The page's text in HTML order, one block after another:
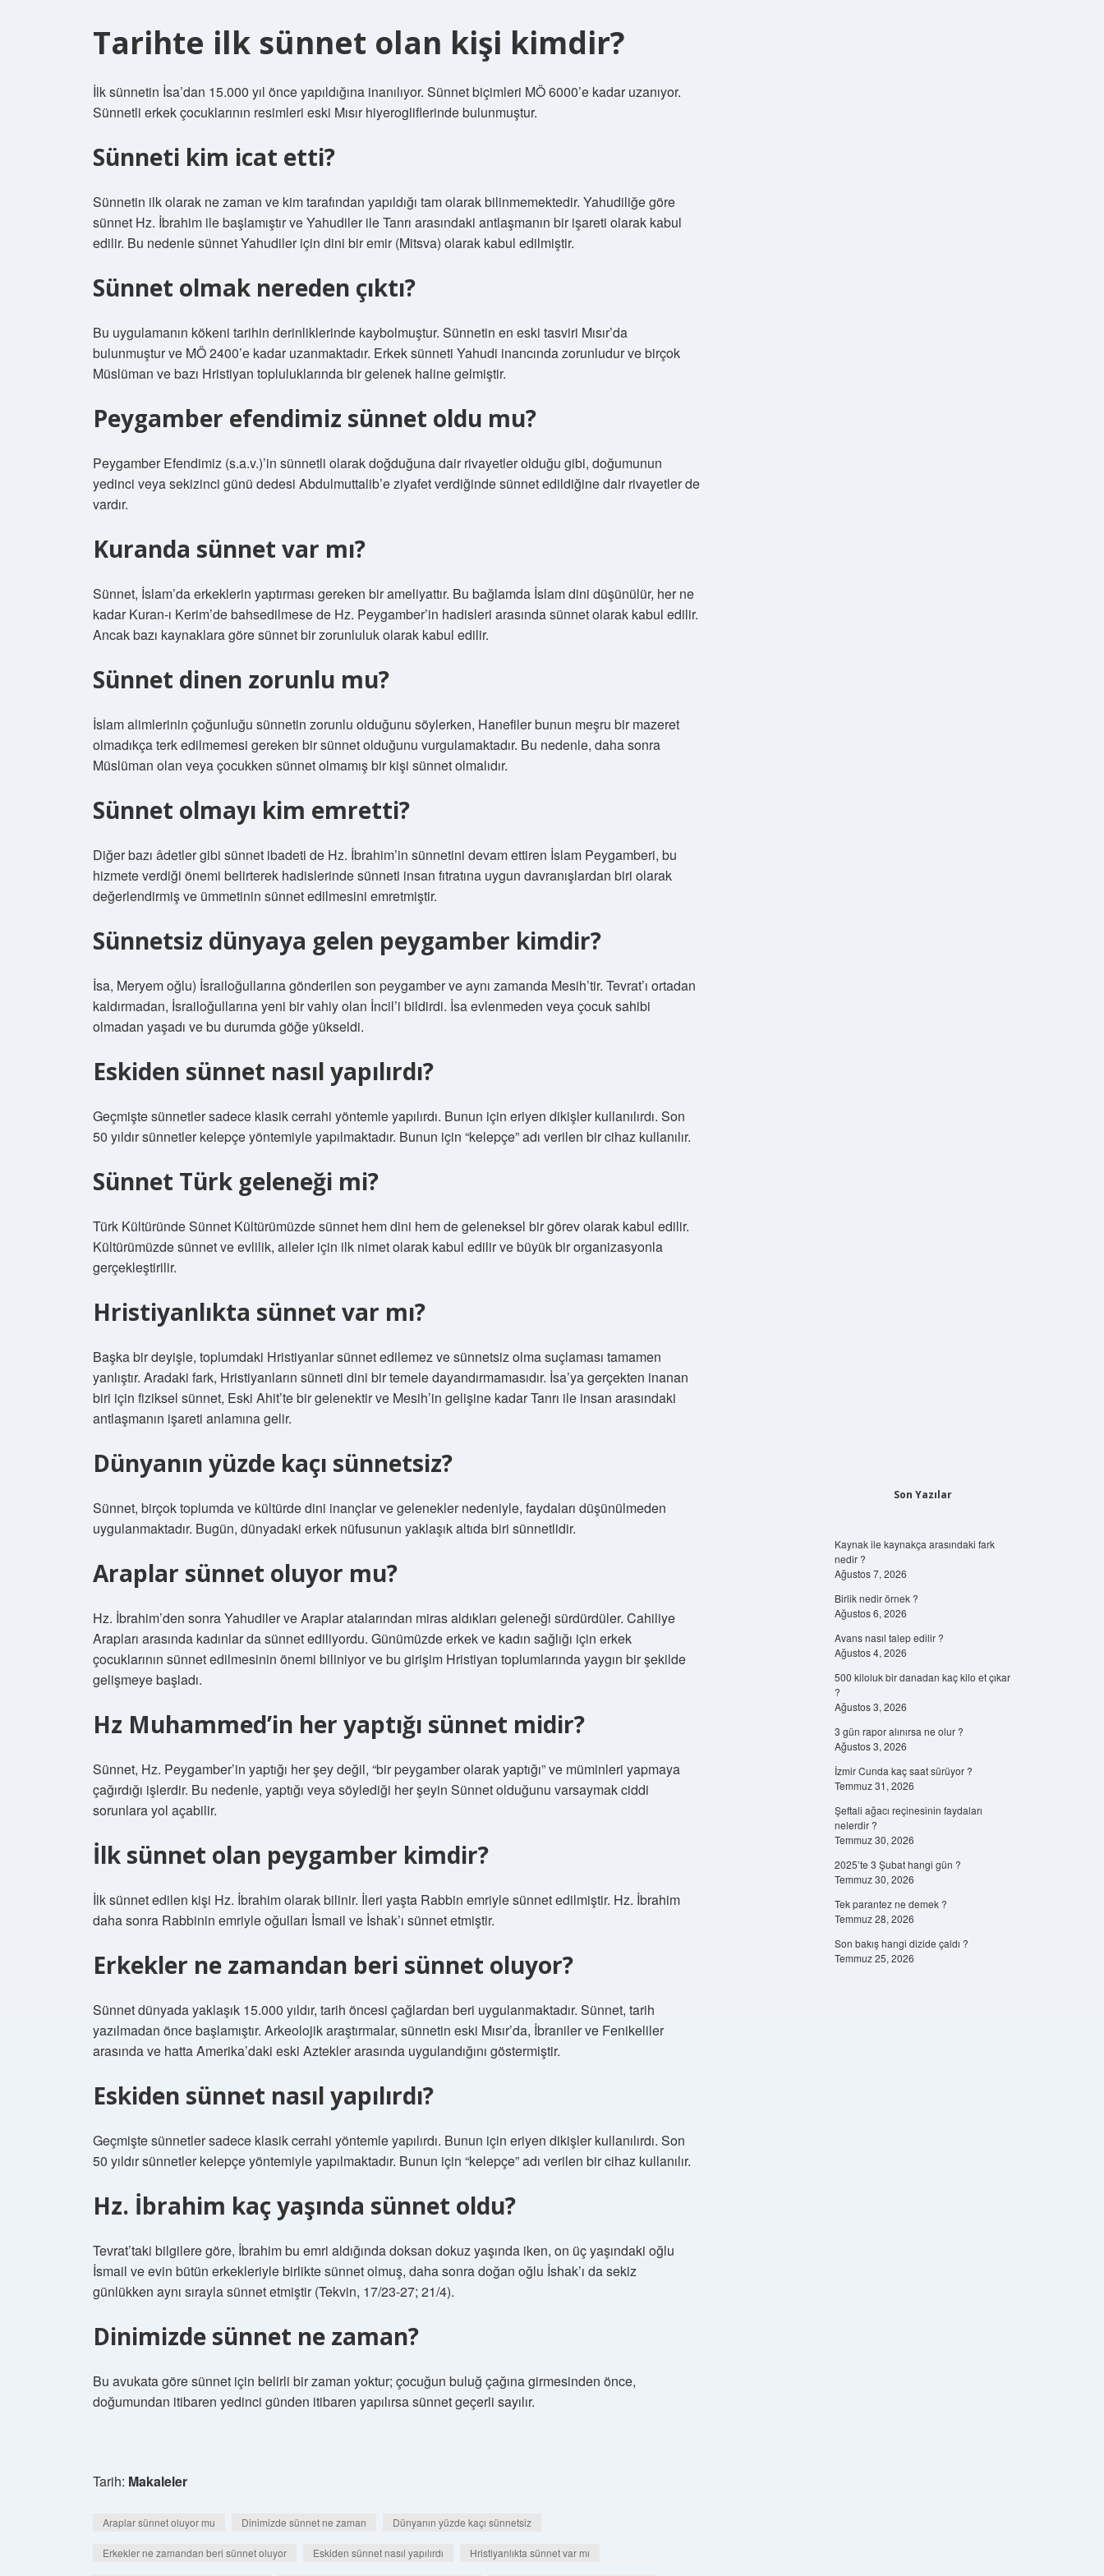
Tarihte ilk sünnet olan kişi kimdir?
İlk sünnetin İsa’dan 15.000 yıl önce yapıldığına inanılıyor. Sünnet biçimleri MÖ 6000’e kadar uzanıyor.
Sünnetli erkek çocuklarının resimleri eski Mısır hiyerogliflerinde bulunmuştur.
Sünneti kim icat etti?
Sünnetin ilk olarak ne zaman ve kim tarafından yapıldığı tam olarak bilinmemektedir. Yahudiliğe göre
sünnet Hz. İbrahim ile başlamıştır ve Yahudiler ile Tanrı arasındaki antlaşmanın bir işareti olarak kabul
edilir. Bu nedenle sünnet Yahudiler için dini bir emir (Mitsva) olarak kabul edilmiştir.
Sünnet olmak nereden çıktı?
Bu uygulamanın kökeni tarihin derinliklerinde kaybolmuştur. Sünnetin en eski tasviri Mısır’da
bulunmuştur ve MÖ 2400’e kadar uzanmaktadır. Erkek sünneti Yahudi inancında zorunludur ve birçok
Müslüman ve bazı Hristiyan topluluklarında bir gelenek haline gelmiştir.
Peygamber efendimiz sünnet oldu mu?
Peygamber Efendimiz (s.a.v.)’in sünnetli olarak doğduğuna dair rivayetler olduğu gibi, doğumunun
yedinci veya sekizinci günü dedesi Abdulmuttalib’e ziyafet verdiğinde sünnet edildiğine dair rivayetler de
vardır.
Kuranda sünnet var mı?
Sünnet, İslam’da erkeklerin yaptırması gereken bir ameliyattır. Bu bağlamda İslam dini düşünülür, her ne
kadar Kuran-ı Kerim’de bahsedilmese de Hz. Peygamber’in hadisleri arasında sünnet olarak kabul edilir.
Ancak bazı kaynaklara göre sünnet bir zorunluluk olarak kabul edilir.
Sünnet dinen zorunlu mu?
İslam alimlerinin çoğunluğu sünnetin zorunlu olduğunu söylerken, Hanefiler bunun meşru bir mazeret
olmadıkça terk edilmemesi gereken bir sünnet olduğunu vurgulamaktadır. Bu nedenle, daha sonra
Müslüman olan veya çocukken sünnet olmamış bir kişi sünnet olmalıdır.
Sünnet olmayı kim emretti?
Diğer bazı âdetler gibi sünnet ibadeti de Hz. İbrahim’in sünnetini devam ettiren İslam Peygamberi, bu
hizmete verdiği önemi belirterek hadislerinde sünneti insan fıtratına uygun davranışlardan biri olarak
değerlendirmiş ve ümmetinin sünnet edilmesini emretmiştir.
Sünnetsiz dünyaya gelen peygamber kimdir?
İsa, Meryem oğlu) İsrailoğullarına gönderilen son peygamber ve aynı zamanda Mesih’tir. Tevrat’ı ortadan
kaldırmadan, İsrailoğullarına yeni bir vahiy olan İncil’i bildirdi. İsa evlenmeden veya çocuk sahibi
olmadan yaşadı ve bu durumda göğe yükseldi.
Eskiden sünnet nasıl yapılırdı?
Geçmişte sünnetler sadece klasik cerrahi yöntemle yapılırdı. Bunun için eriyen dikişler kullanılırdı. Son
50 yıldır sünnetler kelepçe yöntemiyle yapılmaktadır. Bunun için “kelepçe” adı verilen bir cihaz kullanılır.
Sünnet Türk geleneği mi?
Türk Kültüründe Sünnet Kültürümüzde sünnet hem dini hem de geleneksel bir görev olarak kabul edilir.
Kültürümüzde sünnet ve evlilik, aileler için ilk nimet olarak kabul edilir ve büyük bir organizasyonla
gerçekleştirilir.
Hristiyanlıkta sünnet var mı?
Başka bir deyişle, toplumdaki Hristiyanlar sünnet edilemez ve sünnetsiz olma suçlaması tamamen
yanlıştır. Aradaki fark, Hristiyanların sünneti dini bir temele dayandırmamasıdır. İsa’ya gerçekten inanan
biri için fiziksel sünnet, Eski Ahit’te bir gelenektir ve Mesih’in gelişine kadar Tanrı ile insan arasındaki
antlaşmanın işareti anlamına gelir.
Dünyanın yüzde kaçı sünnetsiz?
Sünnet, birçok toplumda ve kültürde dini inançlar ve gelenekler nedeniyle, faydaları düşünülmeden
uygulanmaktadır. Bugün, dünyadaki erkek nüfusunun yaklaşık altıda biri sünnetlidir.
Araplar sünnet oluyor mu?
Hz. İbrahim’den sonra Yahudiler ve Araplar atalarından miras aldıkları geleneği sürdürdüler. Cahiliye
Arapları arasında kadınlar da sünnet ediliyordu. Günümüzde erkek ve kadın sağlığı için erkek
çocuklarının sünnet edilmesinin önemi biliniyor ve bu girişim Hristiyan toplumlarında yaygın bir şekilde
gelişmeye başladı.
Hz Muhammed’in her yaptığı sünnet midir?
Sünnet, Hz. Peygamber’in yaptığı her şey değil, “bir peygamber olarak yaptığı” ve müminleri yapmaya
çağırdığı işlerdir. Bu nedenle, yaptığı veya söylediği her şeyin Sünnet olduğunu varsaymak ciddi
sorunlara yol açabilir.
İlk sünnet olan peygamber kimdir?
İlk sünnet edilen kişi Hz. İbrahim olarak bilinir. İleri yaşta Rabbin emriyle sünnet edilmiştir. Hz. İbrahim
daha sonra Rabbinin emriyle oğulları İsmail ve İshak’ı sünnet etmiştir.
Erkekler ne zamandan beri sünnet oluyor?
Sünnet dünyada yaklaşık 15.000 yıldır, tarih öncesi çağlardan beri uygulanmaktadır. Sünnet, tarih
yazılmadan önce başlamıştır. Arkeolojik araştırmalar, sünnetin eski Mısır’da, İbraniler ve Fenikeliler
arasında ve hatta Amerika’daki eski Aztekler arasında uygulandığını göstermiştir.
Eskiden sünnet nasıl yapılırdı?
Geçmişte sünnetler sadece klasik cerrahi yöntemle yapılırdı. Bunun için eriyen dikişler kullanılırdı. Son
50 yıldır sünnetler kelepçe yöntemiyle yapılmaktadır. Bunun için “kelepçe” adı verilen bir cihaz kullanılır.
Hz. İbrahim kaç yaşında sünnet oldu?
Tevrat’taki bilgilere göre, İbrahim bu emri aldığında doksan dokuz yaşında iken, on üç yaşındaki oğlu
İsmail ve evin bütün erkekleriyle birlikte sünnet olmuş, daha sonra doğan oğlu İshak’ı da sekiz
günlükken aynı sırayla sünnet etmiştir (Tekvin, 17/23-27; 21/4).
Dinimizde sünnet ne zaman?
Bu avukata göre sünnet için belirli bir zaman yoktur; çocuğun buluğ çağına girmesinden önce,
doğumundan itibaren yedinci günden itibaren yapılırsa sünnet geçerli sayılır.
Tarih: Makaleler
Araplar sünnet oluyor mu Dinimizde sünnet ne zaman Dünyanın yüzde kaçı sünnetsiz
Erkekler ne zamandan beri sünnet oluyor Eskiden sünnet nasıl yapılırdı Hristiyanlıkta sünnet var mı
Son Yazılar
Kaynak ile kaynakça arasındaki fark
nedir ?
Ağustos 7, 2026
Birlik nedir örnek ?
Ağustos 6, 2026
Avans nasıl talep edilir ?
Ağustos 4, 2026
500 kiloluk bir danadan kaç kilo et çıkar
?
Ağustos 3, 2026
3 gün rapor alınırsa ne olur ?
Ağustos 3, 2026
İzmir Cunda kaç saat sürüyor ?
Temmuz 31, 2026
Şeftali ağacı reçinesinin faydaları
nelerdir ?
Temmuz 30, 2026
2025’te 3 Şubat hangi gün ?
Temmuz 30, 2026
Tek parantez ne demek ?
Temmuz 28, 2026
Son bakış hangi dizide çaldı ?
Temmuz 25, 2026